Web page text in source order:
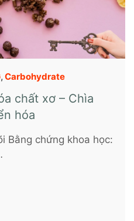
,Carbohydrate
chất xơ – Chìa
hóa
Bằng chứng khoa học: